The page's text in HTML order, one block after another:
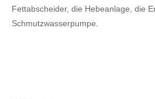
Fettabscheider, die Hebeanlage, die
Schmutzwasserpumpe.